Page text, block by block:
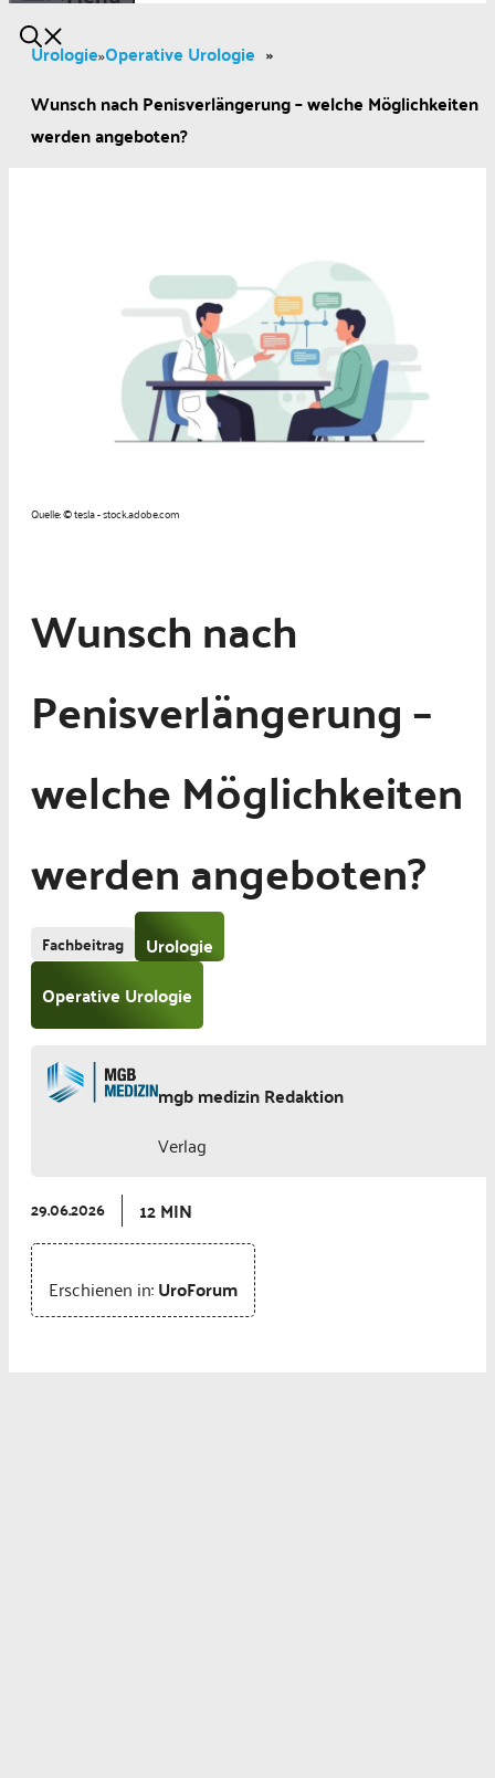
Urologie»Operative Urologie »
Wunsch nach Penisverlängerung – welche Möglichkeiten
werden angeboten?
Quelle: © tesla - stock.adobe.com
Wunsch nach
Penisverlängerung –
welche Möglichkeiten
werden angeboten?
Fachbeitrag
Urologie
Operative Urologie
mgb medizin Redaktion
Verlag
29.06.2026 12 MIN
Erschienen in:UroForum